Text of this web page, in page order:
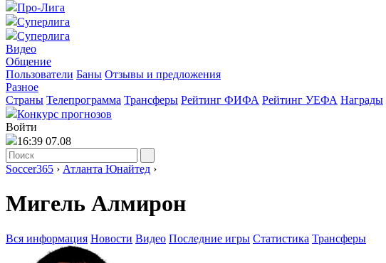
Про-Лига
Суперлига
Суперлига
Видео
Общение
Пользователи Баны Отзывы и предложения
Разное
Страны Телепрограмма Трансферы Рейтинг ФИФА Рейтинг УЕФА Награды
Конкурс прогнозов
Войти
16:39 07.08
Soccer365 › Атланта Юнайтед ›
Мигель Алмирон
Вся информация Новости Видео Последние игры Статистика Трансферы